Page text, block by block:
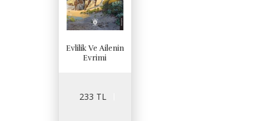
Evlilik Ve Ailenin
Evrimi
233 TL